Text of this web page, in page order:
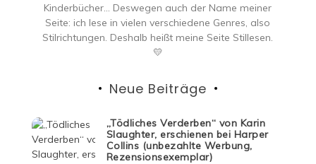
Kinderbücher… Deswegen auch der Name meiner
Seite: ich lese in vielen verschiedene Genres, also
Stilrichtungen. Deshalb heißt meine Seite Stillesen.
💛
Neue Beiträge
„Tödliches Verderben“ von Karin
Slaughter, erschienen bei Harper
Collins (unbezahlte Werbung,
Rezensionsexemplar)